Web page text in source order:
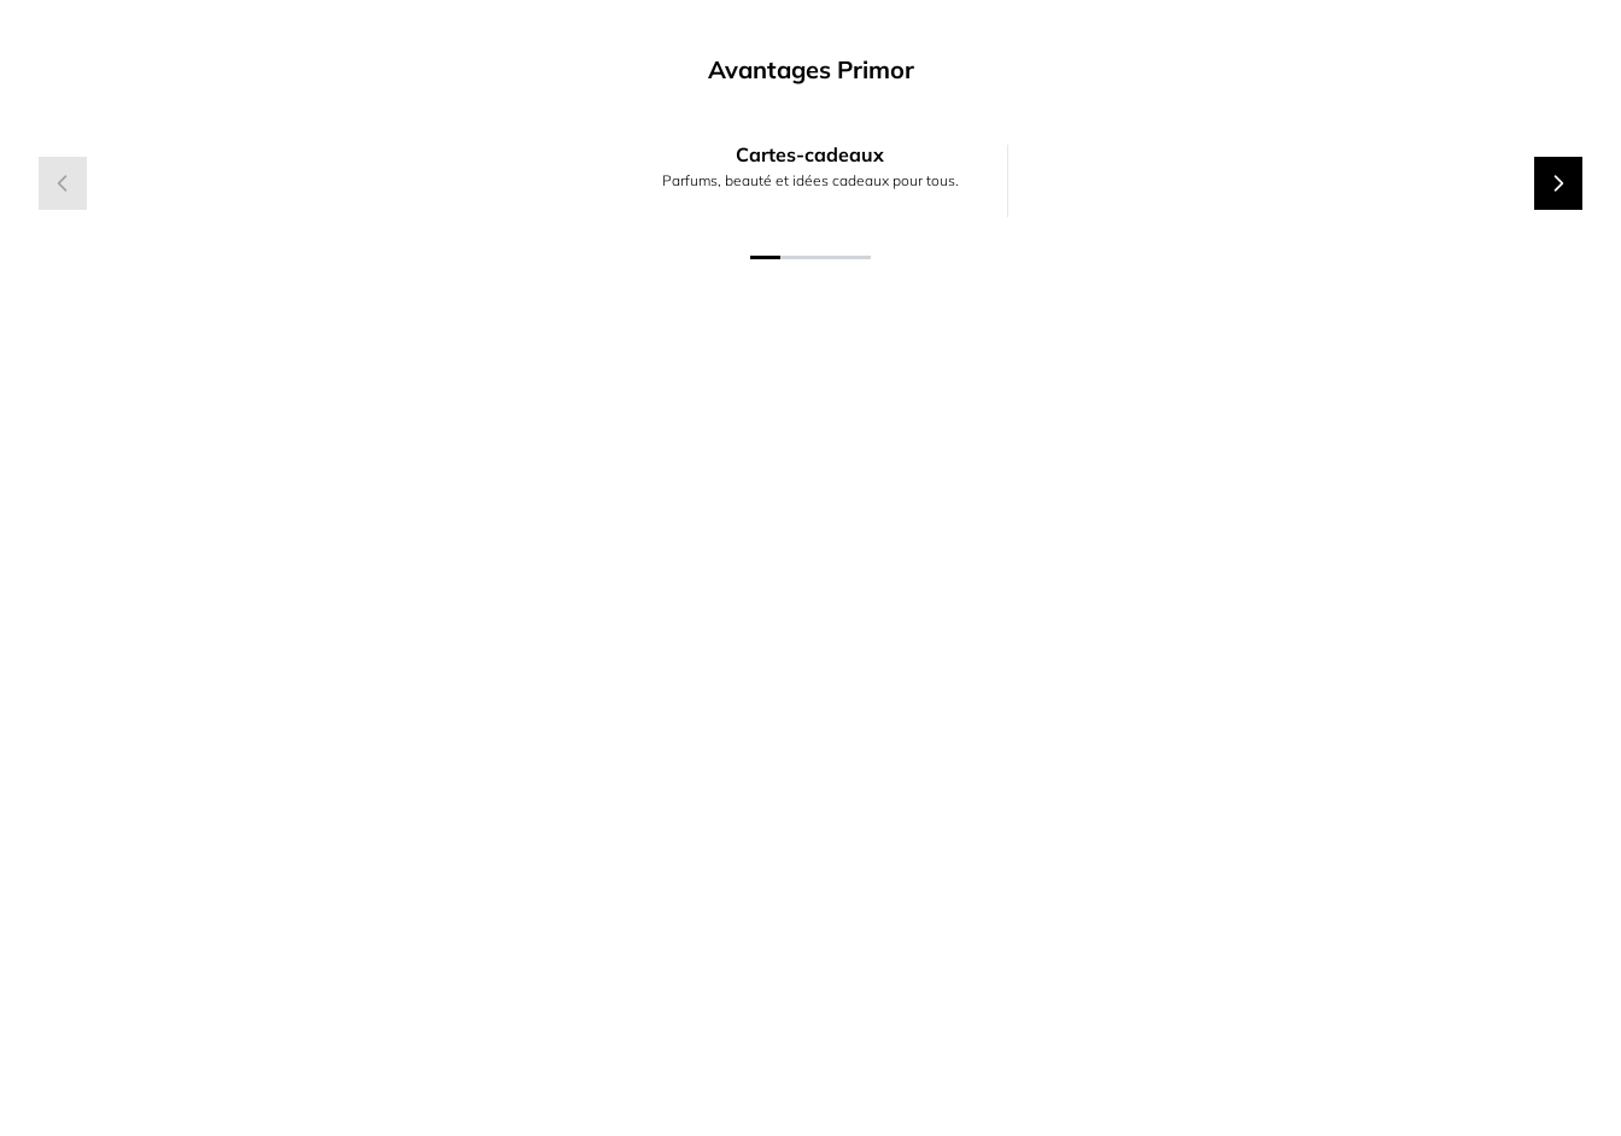
Avantages Primor
Cartes-cadeaux
Parfums, beauté et idées cadeaux pour tous.